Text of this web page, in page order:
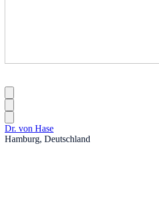
Dr. von Hase
Hamburg, Deutschland